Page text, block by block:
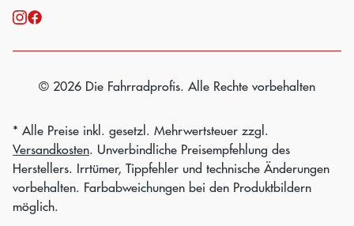
© 2026 Die Fahrradprofis. Alle Rechte vorbehalten
* Alle Preise inkl. gesetzl. Mehrwertsteuer zzgl.
Versandkosten. Unverbindliche Preisempfehlung des
Herstellers. Irrtümer, Tippfehler und technische Änderungen
vorbehalten. Farbabweichungen bei den Produktbildern
möglich.